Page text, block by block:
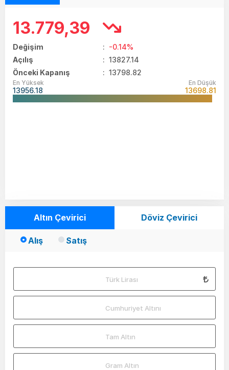
13.779,39
Değişim : -0.14%
Açılış
: 13827.14
Önceki Kapanış
: 13798.82
En Yüksek
13956.18
En Düşük
13698.81
Altın Çevirici Döviz Çevirici
Alış Satış
Türk Lirası
Cumhuriyet Altını
Tam Altın
Gram Altın